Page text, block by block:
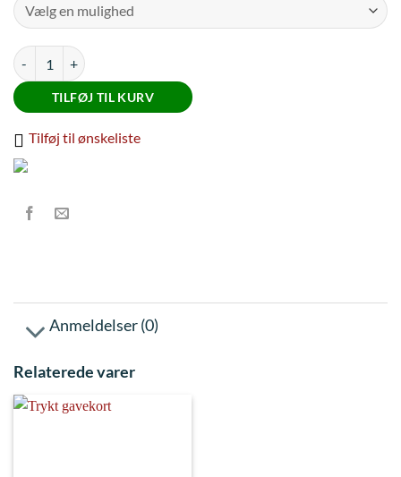
Gavekort antal
TILFØJ TIL KURV
Tilføj til ønskeliste
Anmeldelser (0)
Relaterede varer